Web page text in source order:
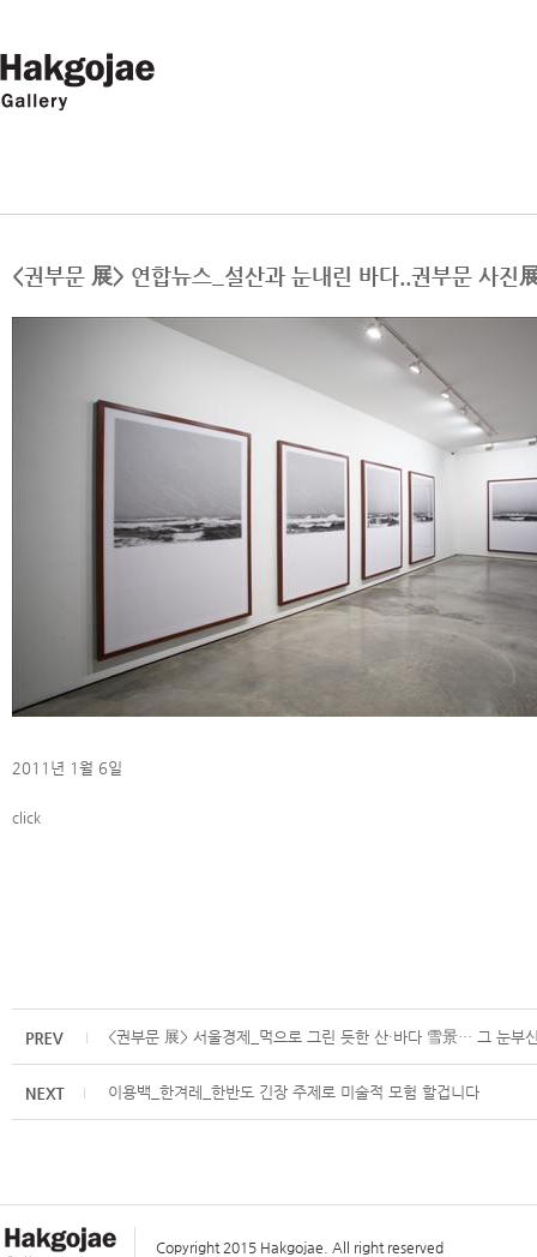
<권부문 展> 연합뉴스_설산과 눈내린 바다..권부문 사진
2011년 1월 6일
click
<권부문 展> 서울경제_먹으로 그린 듯한 산·바다 雪景… 그 눈부
이용백_한겨레_한반도 긴장 주제로 미술적 모험 할겁니다
Copyright 2015 Hakgojae. All right reserved